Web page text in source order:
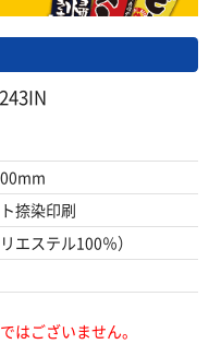
捺染印刷
エステル100％）
はございません。